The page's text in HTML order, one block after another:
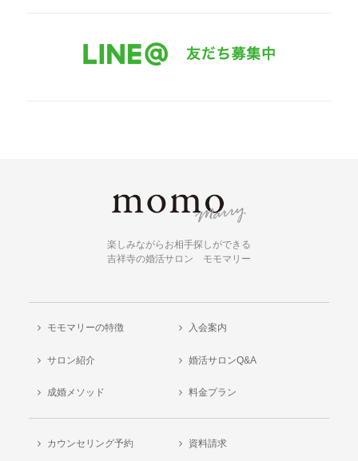
楽しみながらお相手探しができる
吉祥寺の婚活サロン モモマリー
モモマリーの特徴 入会案内
サロン紹介 婚活サロンQ&A
成婚メソッド 料金プラン
カウンセリング予約 資料請求